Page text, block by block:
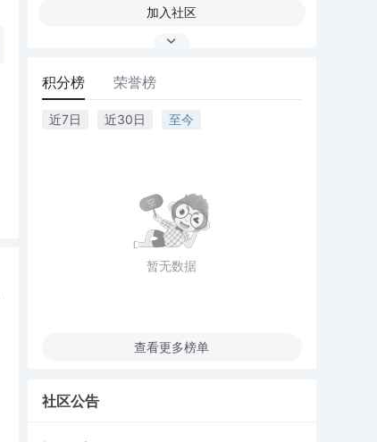
加入社区
积分榜 荣誉榜
近7日 近30日 至今
暂无数据
查看更多榜单
社区公告